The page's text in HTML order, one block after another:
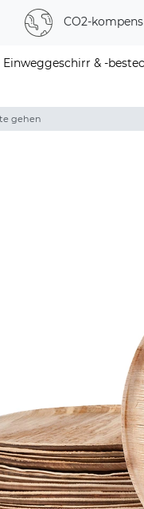
CO2-
Einweggeschirr & -
gehen